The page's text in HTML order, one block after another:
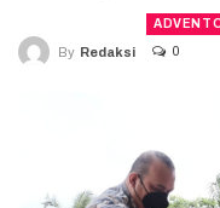
By Redaksi 0